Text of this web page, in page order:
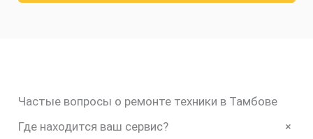
Частые вопросы о ремонте техники в Тамбове
Где находится ваш сервис?
+